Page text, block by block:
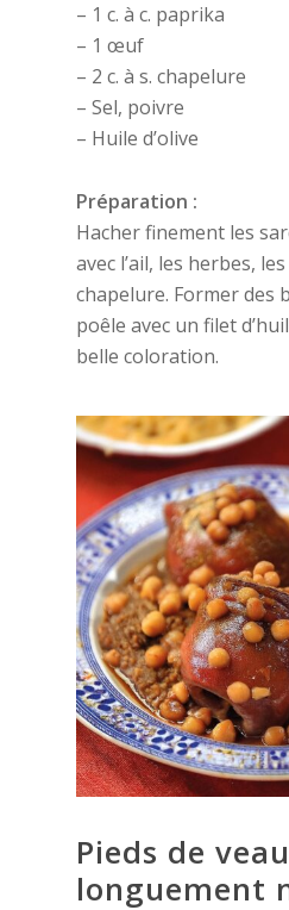
– 1 c. à c. paprika
– 1 œuf
– 2 c. à s. chapelure
– Sel, poivre
– Huile d’olive
Préparation :
Hacher finement les
avec l’ail, les herbes,
chapelure. Former des
poêle avec un filet
belle coloration.
Pieds de veau
longuement